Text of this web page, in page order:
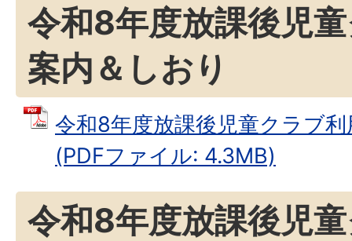
令和8年度放課後児
案内＆しおり
令和8年度放課後児童クラブ
(PDFファイル: 4.3MB)
令和8年度放課後児